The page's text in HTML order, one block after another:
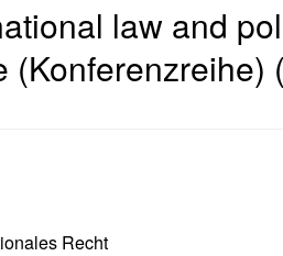
law and
(Konferenzreihe)
Recht